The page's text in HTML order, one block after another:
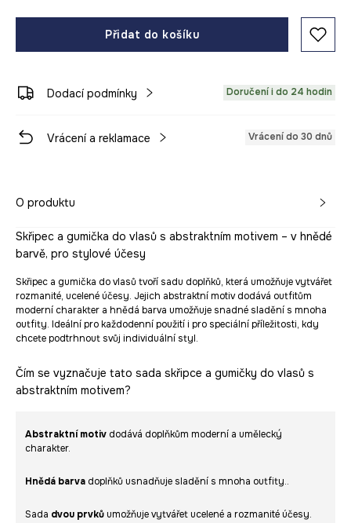
Přidat do košíku
Dodací podmínky Doručení i do 24 hodin
Vrácení a reklamace Vrácení do 30 dnů
O produktu
Skřipec a gumička do vlasů s abstraktním motivem – v hnědé
barvě, pro stylové účesy
Skřipec a gumička do vlasů tvoří sadu doplňků, která umožňuje vytvářet
rozmanité, ucelené účesy. Jejich abstraktní motiv dodává outfitům
moderní charakter a hnědá barva umožňuje snadné sladění s mnoha
outfity. Ideální pro každodenní použití i pro speciální příležitosti, kdy
chcete podtrhnout svůj individuální styl.
Čím se vyznačuje tato sada skřipce a gumičky do vlasů s
abstraktním motivem?
Abstraktní motiv dodává doplňkům moderní a umělecký
charakter.
Hnědá barva doplňků usnadňuje sladění s mnoha outfity..
Sada dvou prvků umožňuje vytvářet ucelené a rozmanité účesy.